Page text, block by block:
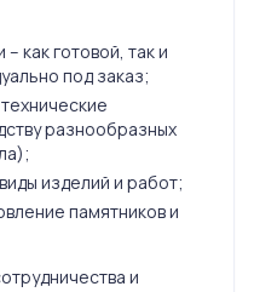
как готовой, так и
под заказ;
разнообразных
изделий и работ;
памятников и
и